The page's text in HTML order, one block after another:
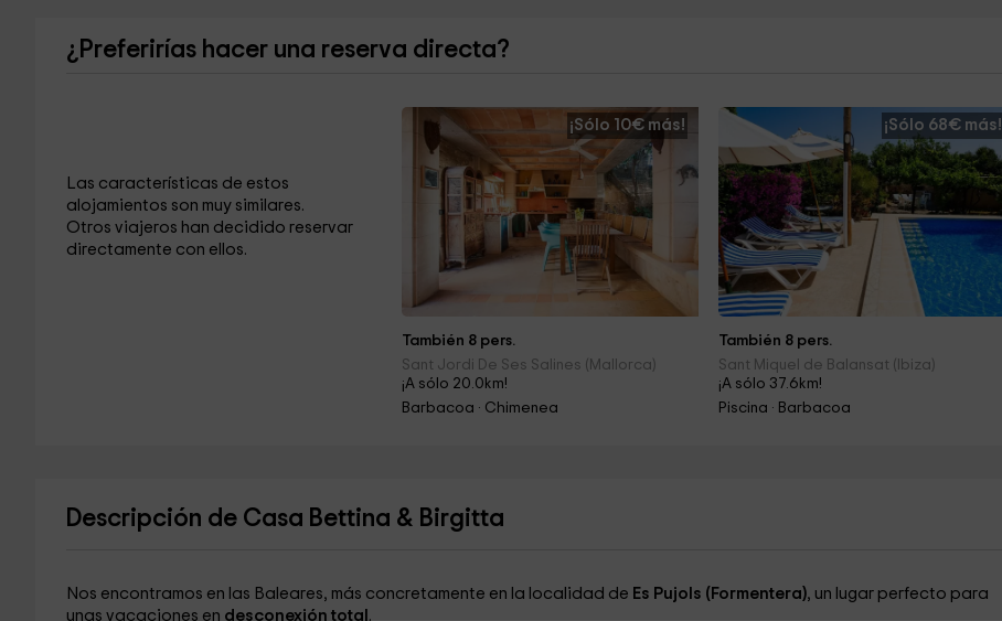
¿Preferirías hacer una reserva directa?
Las características de estos
alojamientos son muy similares.
Otros viajeros han decidido reservar
directamente con ellos.
¡Sólo 10€ más!
También 8 pers.
Sant Jordi De Ses Salines (Mallorca)
¡A sólo 20.0km!
Barbacoa · Chimenea
¡Sólo 68€ más!
También 8 pers.
Sant Miquel de Balansat (Ibiza)
¡A sólo 37.6km!
Piscina · Barbacoa
Descripción de Casa Bettina & Birgitta
Nos encontramos en las Baleares, más concretamente en la localidad de Es Pujols (Formentera), un lugar perfecto para
unas vacaciones en desconexión total .